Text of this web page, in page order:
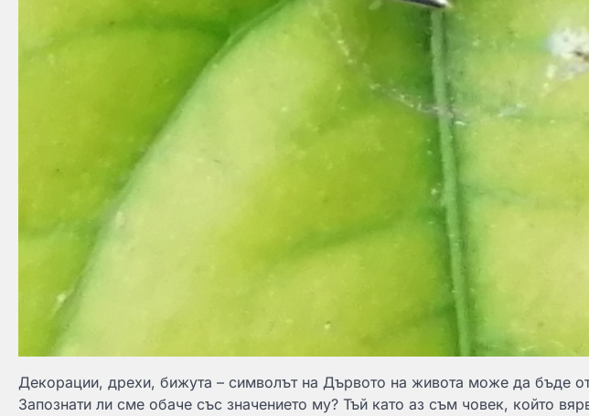
Декорации, дрехи, бижута – символът на Дървото на живота може да бъде
Запознати ли сме обаче със значението му? Тъй като аз съм човек, който